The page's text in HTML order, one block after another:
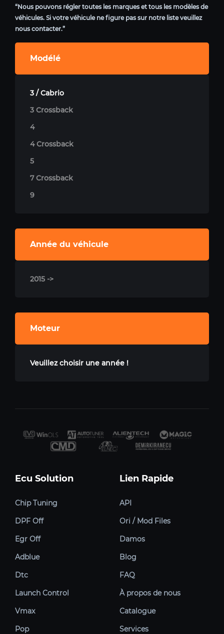
“Nous pouvons régler toutes les marques et tous les modèles de
véhicules. Si votre véhicule ne figure pas sur notre liste veuillez
nous contacter.”
Modélé
3 / Cabrio
3 Crossback
4
4 Crossback
5
7 Crossback
9
Année du véhicule
2015 ->
Moteur
Veuillez choisir une année !
Ecu Solution
Chip Tuning
DPF Off
Egr Off
Adblue
Dtc
Launch Control
Vmax
Pop
Lien Rapide
API
Ori / Mod Files
Damos
Blog
FAQ
À propos de nous
Catalogue
Services